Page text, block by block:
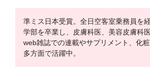
準ミス日本受賞。全日空客室乗務員を
学部を卒業し、皮膚科医、美容皮膚科
web雑誌での連載やサプリメント、化粧
多方面で活躍中。